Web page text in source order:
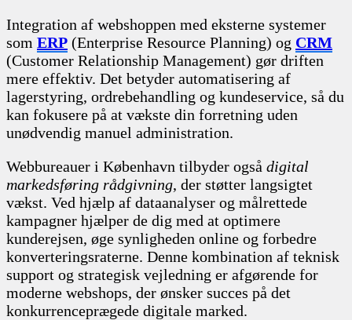
Integration af webshoppen med eksterne systemer
som ERP (Enterprise Resource Planning) og CRM
(Customer Relationship Management) gør driften
mere effektiv. Det betyder automatisering af
lagerstyring, ordrebehandling og kundeservice, så du
kan fokusere på at vækste din forretning uden
unødvendig manuel administration.
Webbureauer i København tilbyder også digital
markedsføring rådgivning, der støtter langsigtet
vækst. Ved hjælp af dataanalyser og målrettede
kampagner hjælper de dig med at optimere
kunderejsen, øge synligheden online og forbedre
konverteringsraterne. Denne kombination af teknisk
support og strategisk vejledning er afgørende for
moderne webshops, der ønsker succes på det
konkurrenceprægede digitale marked.